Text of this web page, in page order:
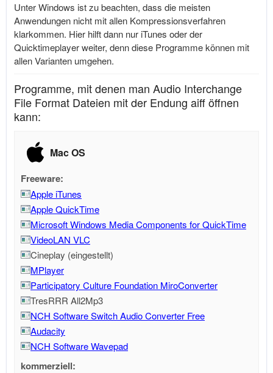
Unter Windows ist zu beachten, dass die meisten
Anwendungen nicht mit allen Kompressionsverfahren
klarkommen. Hier hilft dann nur iTunes oder der
Quicktimeplayer weiter, denn diese Programme können mit
allen Varianten umgehen.
Programme, mit denen man Audio Interchange
File Format Dateien mit der Endung aiff öffnen
kann:
Mac OS
Freeware:
Apple iTunes
Apple QuickTime
Microsoft Windows Media Components for QuickTime
VideoLAN VLC
Cineplay (eingestellt)
MPlayer
Participatory Culture Foundation MiroConverter
TresRRR All2Mp3
NCH Software Switch Audio Converter Free
Audacity
NCH Software Wavepad
kommerziell: